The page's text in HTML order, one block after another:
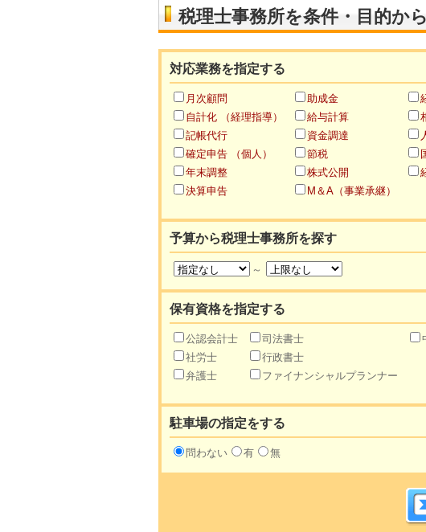
税理士事務所を条件・目的か
対応業務を指定する
月次顧問
自計化 （経理指導）
記帳代行
確定申告 （個人）
年末調整
決算申告
助成金
給与計算
資金調達
節税
株式公開
M＆A（事業承継）
予算から税理士事務所を探す
～
保有資格を指定する
公認会計士
社労士
弁護士
司法書士
行政書士
ファイナンシャルプランナー
駐車場の指定をする
問わない 有 無